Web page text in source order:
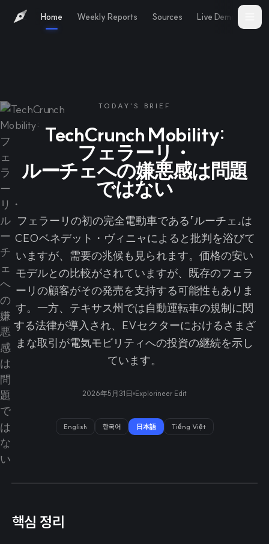
Home Weekly Reports Sources Live Demo
TODAY'S BRIEF
TechCrunch Mobility:
フェラーリ・
ルーチェへの嫌悪感は問題
ではない
フェラーリの初の完全電動車である「ルーチェ」は
CEOベネデット・ヴィニャによると批判を浴びて
いますが、需要の兆候も見られます。価格の安い
モデルとの比較がされていますが、既存のフェラ
ーリの顧客がその発売を支持する可能性もありま
す。一方、テキサス州では自動運転車の規制に関
する法律が導入され、EVセクターにおけるさまざ
まな取引が電気モビリティへの投資の継続を示し
ています。
2026年5月31日 Explorineer Edit
English 한국어 日本語 Tiếng Việt
핵심 정리